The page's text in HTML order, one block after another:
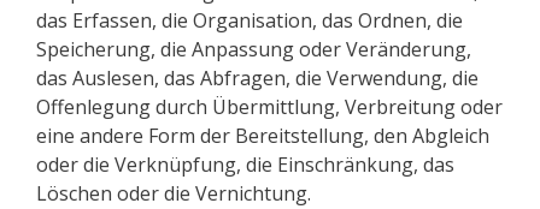
das Erfassen, die Organisation, das Ordnen, die
Speicherung, die Anpassung oder Veränderung,
das Auslesen, das Abfragen, die Verwendung, die
Offenlegung durch Übermittlung, Verbreitung oder
eine andere Form der Bereitstellung, den Abgleich
oder die Verknüpfung, die Einschränkung, das
Löschen oder die Vernichtung.